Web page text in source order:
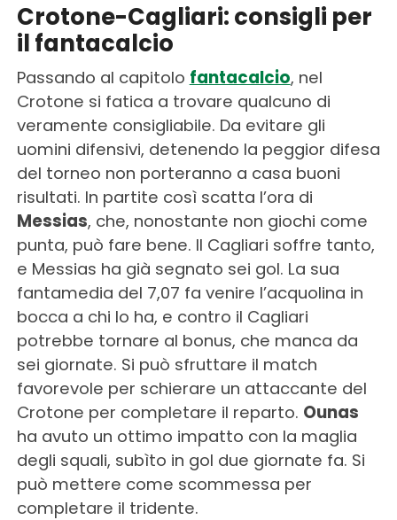
Crotone-Cagliari: consigli per
il fantacalcio
Passando al capitolo fantacalcio, nel
Crotone si fatica a trovare qualcuno di
veramente consigliabile. Da evitare gli
uomini difensivi, detenendo la peggior difesa
del torneo non porteranno a casa buoni
risultati. In partite così scatta l’ora di
Messias, che, nonostante non giochi come
punta, può fare bene. Il Cagliari soffre tanto,
e Messias ha già segnato sei gol. La sua
fantamedia del 7,07 fa venire l’acquolina in
bocca a chi lo ha, e contro il Cagliari
potrebbe tornare al bonus, che manca da
sei giornate. Si può sfruttare il match
favorevole per schierare un attaccante del
Crotone per completare il reparto. Ounas
ha avuto un ottimo impatto con la maglia
degli squali, subìto in gol due giornate fa. Si
può mettere come scommessa per
completare il tridente.